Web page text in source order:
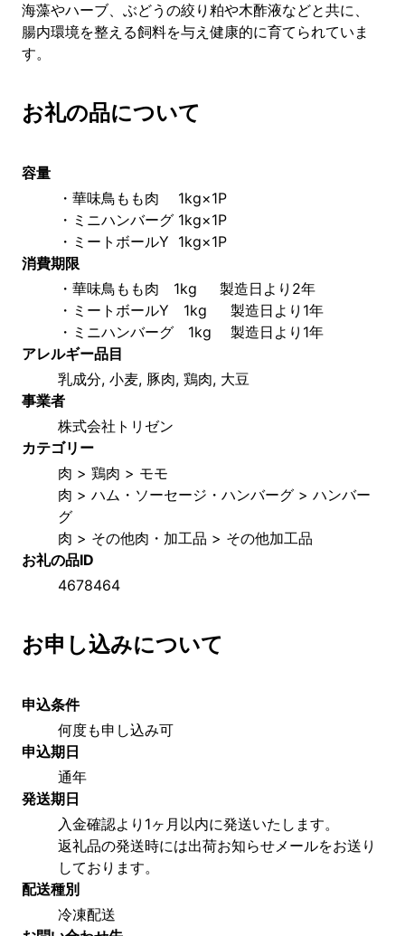
海藻やハーブ、ぶどうの絞り粕や木酢液などと共に、
腸内環境を整える飼料を与え健康的に育てられていま
す。
お礼の品について
容量
・華味鳥もも肉　 1kg×1P
・ミニハンバーグ 1kg×1P
・ミートボールY  1kg×1P
消費期限
・華味鳥もも肉　1kg     製造日より2年
・ミートボールY　1kg  　製造日より1年
・ミニハンバーグ　1kg 　製造日より1年
アレルギー品目
乳成分, 小麦, 豚肉, 鶏肉, 大豆
事業者
株式会社トリゼン
カテゴリー
肉 > 鶏肉 > モモ
肉 > ハム・ソーセージ・ハンバーグ > ハンバー
グ
肉 > その他肉・加工品 > その他加工品
お礼の品ID
4678464
お申し込みについて
申込条件
何度も申し込み可
申込期日
通年
発送期日
入金確認より1ヶ月以内に発送いたします。
返礼品の発送時には出荷お知らせメールをお送り
しております。
配送種別
冷凍配送